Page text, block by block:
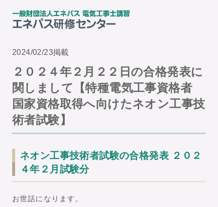
2024/02/23掲載
２０２４年２月２２日の合格発表に
関しまして【特種電気工事資格者
国家資格取得へ向けたネオン工事技
術者試験】
ネオン工事技術者試験の合格発表 ２０２
４年２月試験分
お世話になります。